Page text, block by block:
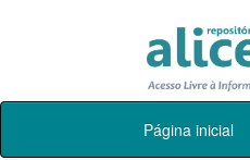
Skip
Página inicial